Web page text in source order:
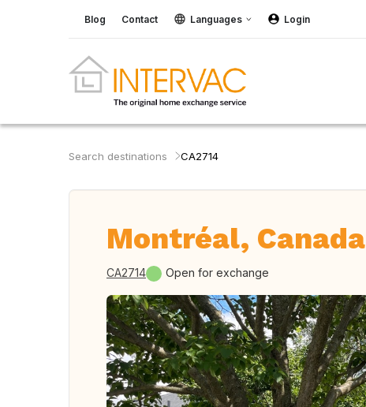
Blog Contact Languages Login
Search destinations CA2714
Montréal, Canada
CA2714 Open for exchange